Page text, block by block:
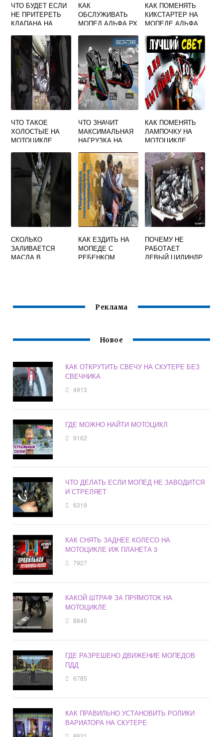
ЧТО БУДЕТ ЕСЛИ
НЕ ПРИТЕРЕТЬ
КЛАПАНА НА
КАК
ОБСЛУЖИВАТЬ
МОПЕД АЛЬФА РХ
КАК ПОМЕНЯТЬ
КИКСТАРТЕР НА
МОПЕДЕ АЛЬФА
ДВИГАТЕЛЬ
ВИДЕО
ЧТО ТАКОЕ
ХОЛОСТЫЕ НА
МОТОЦИКЛЕ
ЧТО ЗНАЧИТ
МАКСИМАЛЬНАЯ
НАГРУЗКА НА
КАК ПОМЕНЯТЬ
ЛАМПОЧКУ НА
МОТОЦИКЛЕ
СКОЛЬКО
ЗАЛИВАЕТСЯ
МАСЛА В
КАК ЕЗДИТЬ НА
МОПЕДЕ С
РЕБЕНКОМ
ПОЧЕМУ НЕ
РАБОТАЕТ
ЛЕВЫЙ ЦИЛИНДР
Реклама
Новое
КАК ОТКРУТИТЬ СВЕЧУ НА СКУТЕРЕ БЕЗ
СВЕЧНИКА
4913
ГДЕ МОЖНО НАЙТИ МОТОЦИКЛ
9162
ЧТО ДЕЛАТЬ ЕСЛИ МОПЕД НЕ ЗАВОДИТСЯ
И СТРЕЛЯЕТ
6319
КАК СНЯТЬ ЗАДНЕЕ КОЛЕСО НА
МОТОЦИКЛЕ ИЖ ПЛАНЕТА 3
7927
КАКОЙ ШТРАФ ЗА ПРЯМОТОК НА
МОТОЦИКЛЕ
8845
ГДЕ РАЗРЕШЕНО ДВИЖЕНИЕ МОПЕДОВ
ПДД
6785
КАК ПРАВИЛЬНО УСТАНОВИТЬ РОЛИКИ
ВАРИАТОРА НА СКУТЕРЕ